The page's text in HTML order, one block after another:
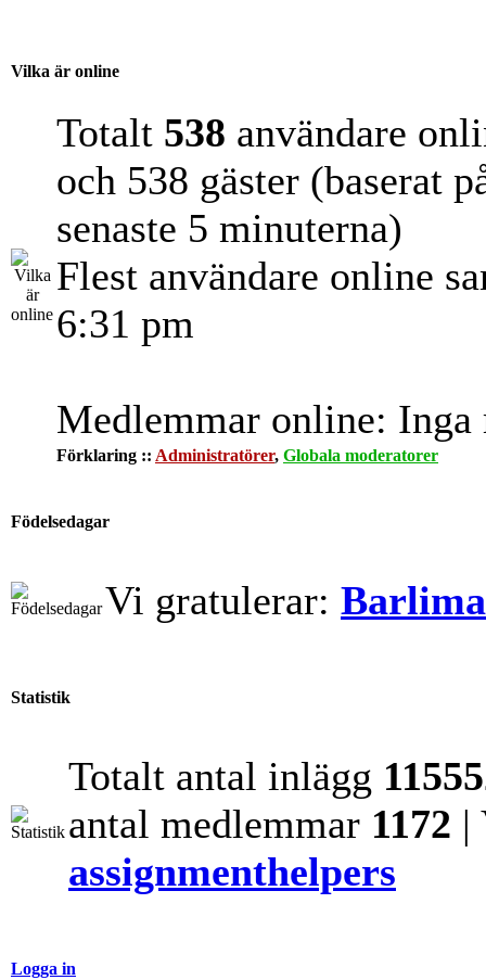
Vilka är online
Totalt 538 användare
och 538 gäster (baserat
senaste 5 minuterna)
Flest användare online
6:31 pm
Medlemmar online: Inga
Förklaring :: Administratörer, Globala moderatorer
Födelsedagar
Vi gratulerar:
Statistik
Totalt antal inlägg
antal medlemmar 1172 |
assignmenthelpers
Logga in